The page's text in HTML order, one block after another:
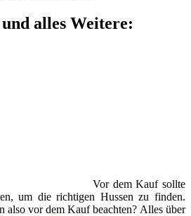
alles Weitere:
Vor dem Kauf sollte
um die richtigen Hussen zu finden.
also vor dem Kauf beachten? Alles über